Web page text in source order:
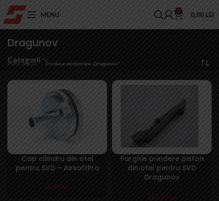
MENU 0 0,00 LEI
Dragunov
Categorii
Prima pagină Produse etichetate „Dragunov”
Cap cilindru din otel
pentru SVD – AirsoftPro
68,99 lei
Parghie prindere piston
din otel pentru SVD
Dragunov
132,99 lei